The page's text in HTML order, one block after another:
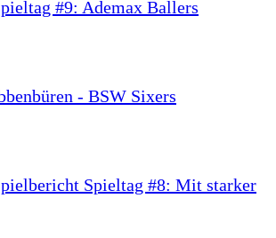
#9: Ademax Ballers
- BSW Sixers
Spieltag #8: Mit starker